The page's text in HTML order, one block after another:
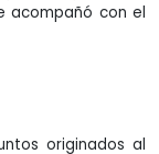
acompañó con el
originados al